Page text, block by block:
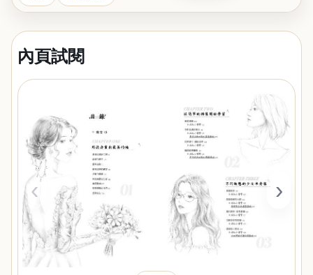
內頁試閱
‹ ›